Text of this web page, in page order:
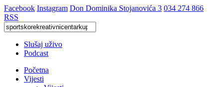
Facebook Instagram Don Dominika Stojanovića 3 034 274 866
RSS
Slušaj uživo
Podcast
Početna
Vijesti